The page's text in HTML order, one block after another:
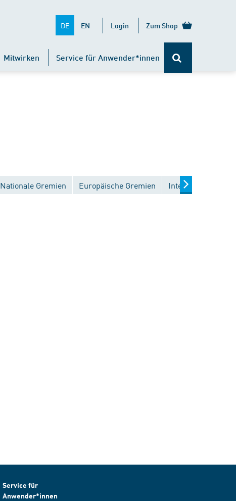
DE EN Login Zum Shop
Mitwirken Service für Anwender*innen
Nationale Gremien Europäische Gremien Internationale
Service für
Anwender*innen